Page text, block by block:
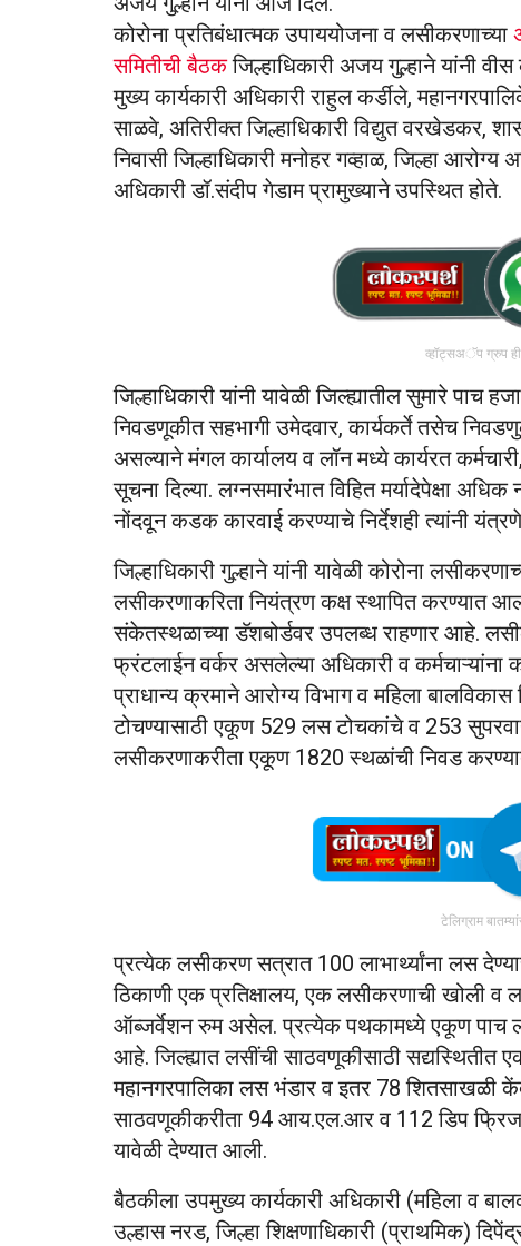
कोरोना प्रतिबंधात्मक उपाययोजना व लसीकरणाच्या
समितीची बैठकजिल्हाधिकारी अजय गुल्हाने यांनी
मुख्य कार्यकारी अधिकारी राहुल कर्डीले,
साळवे, अतिरीक्त जिल्हाधिकारी विद्युत वरखेडकर,
निवासी जिल्हाधिकारी मनोहर गव्हाळ, जिल्हा
अधिकारी डॉ.संदीप गेडाम प्रामुख्याने उपस्थित होते.
व्हॉट्सअॅप ग्रुप
जिल्हाधिकारी यांनी यावेळी जिल्ह्यातील सुमारे पाच
निवडणूकीत सहभागी उमेदवार, कार्यकर्ते तसेच
असल्याने मंगल कार्यालय व लॉन मध्ये कार्यरत
सूचना दिल्या. लग्नसमारंभात विहित मर्यादेपेक्षा
नोंदवून कडक कारवाई करण्याचे निर्देशही त्यांनी
जिल्हाधिकारी गुल्हाने यांनी यावेळी कोरोना
लसीकरणाकरिता नियंत्रण कक्ष स्थापित करण्यात
संकेतस्थळाच्या डॅशबोर्डवर उपलब्ध राहणार आहे.
फ्रंटलाईन वर्कर असलेल्या अधिकारी व कर्मचाऱ्यांना
प्राधान्य क्रमाने आरोग्य विभाग व महिला
टोचण्यासाठी एकूण 529 लस टोचकांचे व 253
लसीकरणाकरीता एकूण 1820 स्थळांची निवड
टेलिग्राम
प्रत्येक लसीकरण सत्रात 100 लाभार्थ्यांना लस
ठिकाणी एक प्रतिक्षालय, एक लसीकरणाची खोली व
ऑब्जर्वेशन रुम असेल. प्रत्येक पथकामध्ये एकूण पाच
आहे. जिल्ह्यात लसींची साठवणूकीसाठी
महानगरपालिका लस भंडार व इतर 78 शितसाखळी
साठवणूकीकरीता 94 आय.एल.आर व 112 डिप
यावेळी देण्यात आली.
बैठकीला उपमुख्य कार्यकारी अधिकारी (महिला व
उल्हास नरड, जिल्हा शिक्षणाधिकारी (प्राथमिक)